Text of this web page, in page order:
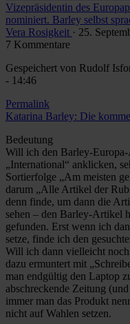
Vizepräsidentin des
nominiert. Barley selbst
Vera Rosigkeit · 25.
7 Kommentare
Gespeichert von Rudolf
- 14:46
Permalink
Katarina Barley: Die
Bedeutung
Will ich den Barley-
„International“ anklicken,
Sortierfolge „Am meisten
darum „Alle Artikel der
denn finde, um dann die
sehen – den Barley-Artikel
gefunden. Erst wenn ich
setze, finde ich den
Will ich dann vielleicht
dazu ermuntert mit
man endgültig den Laptop
abschreckende Zeitung
immer man das Produkt
nicht auf Wahlen setzen.